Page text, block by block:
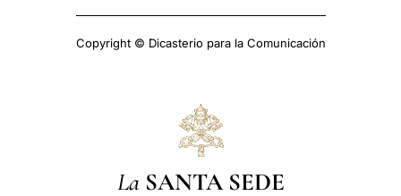
Copyright © Dicasterio para la Comunicación
La SANTA SEDE